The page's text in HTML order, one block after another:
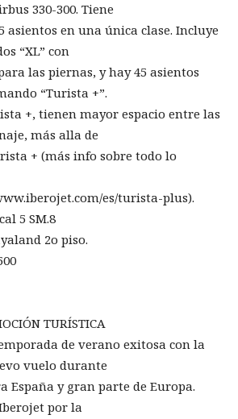
330-300. Tiene
asientos en una única clase. Incluye
“XL” con
las piernas, y hay 45 asientos
“Turista +”.
+, tienen mayor espacio entre las
más alla de
+ (más info sobre todo lo
es/turista-plus).
5 SM.8
2o piso.
TURÍSTICA
de verano exitosa con la
vuelo durante
España y gran parte de Europa.
por la